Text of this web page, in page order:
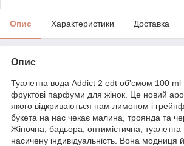
Опис Характеристики Доставка
Опис
Туалетна вода Addict 2 edt об'ємом 100 ml
фруктові парфуми для жінок. Це новий
якого відкриваються нам лимоном і
букета на нас чекає малина, троянда та
Жіночна, бадьора, оптимістична,
насичену індивідуальність. Вона модниця й